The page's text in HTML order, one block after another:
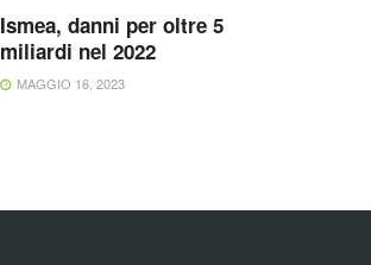
Ismea, danni per oltre 5
miliardi nel 2022
MAGGIO 16, 2023